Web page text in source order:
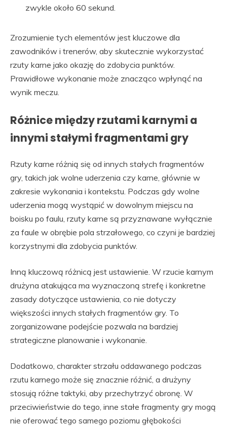
zwykle około 60 sekund.
Zrozumienie tych elementów jest kluczowe dla
zawodników i trenerów, aby skutecznie wykorzystać
rzuty karne jako okazję do zdobycia punktów.
Prawidłowe wykonanie może znacząco wpłynąć na
wynik meczu.
Różnice między rzutami karnymi a
innymi stałymi fragmentami gry
Rzuty karne różnią się od innych stałych fragmentów
gry, takich jak wolne uderzenia czy karne, głównie w
zakresie wykonania i kontekstu. Podczas gdy wolne
uderzenia mogą wystąpić w dowolnym miejscu na
boisku po faulu, rzuty karne są przyznawane wyłącznie
za faule w obrębie pola strzałowego, co czyni je bardziej
korzystnymi dla zdobycia punktów.
Inną kluczową różnicą jest ustawienie. W rzucie karnym
drużyna atakująca ma wyznaczoną strefę i konkretne
zasady dotyczące ustawienia, co nie dotyczy
większości innych stałych fragmentów gry. To
zorganizowane podejście pozwala na bardziej
strategiczne planowanie i wykonanie.
Dodatkowo, charakter strzału oddawanego podczas
rzutu karnego może się znacznie różnić, a drużyny
stosują różne taktyki, aby przechytrzyć obronę. W
przeciwieństwie do tego, inne stałe fragmenty gry mogą
nie oferować tego samego poziomu głębokości